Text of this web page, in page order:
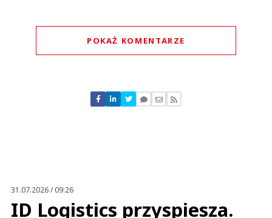
POKAŻ KOMENTARZE
Nie znaleziono komentarzy
Zostaw swoje komentarze
31.07.2026 / 09:26
ID Logistics przyspiesza.